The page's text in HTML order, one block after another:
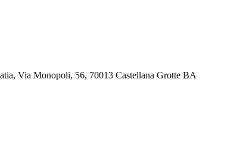
Via Monopoli, 56, 70013 Castellana Grotte BA